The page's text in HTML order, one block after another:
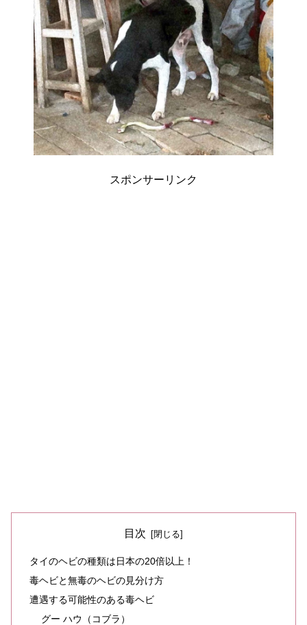
スポンサーリンク
目次
タイのヘビの種類は日本の20倍以上！
毒ヘビと無毒のヘビの見分け方
遭遇する可能性のある毒ヘビ
グー ハウ（コブラ）